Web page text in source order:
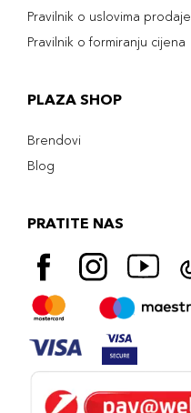
Pravilnik o uslovima prodaje
Pravilnik o formiranju cijena
PLAZA SHOP
Brendovi
Blog
PRATITE NAS